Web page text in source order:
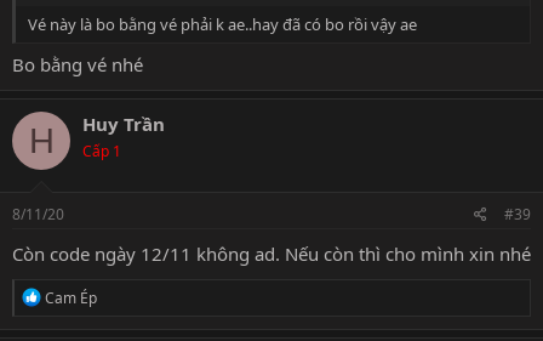
Vé này là bo bằng vé phải k ae..hay đã có bo rồi vậy ae
Bo bằng vé nhé
H Huy Trần
Cấp 1
8/11/20 #39
Còn code ngày 12/11 không ad. Nếu còn thì cho mình xin nhé
R
Cam Ép